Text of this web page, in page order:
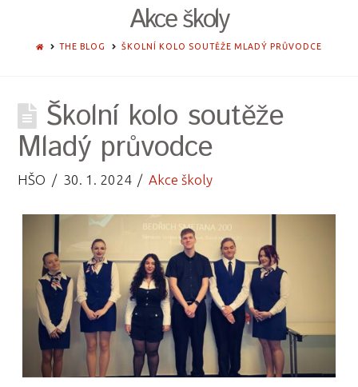
Akce školy
HOMETHE BLOG ŠKOLNÍ KOLO SOUTĚŽE MLADÝ PRŮVODCE
Školní kolo soutěže
Mladý průvodce
HŠO 30. 1. 2024 Akce školy